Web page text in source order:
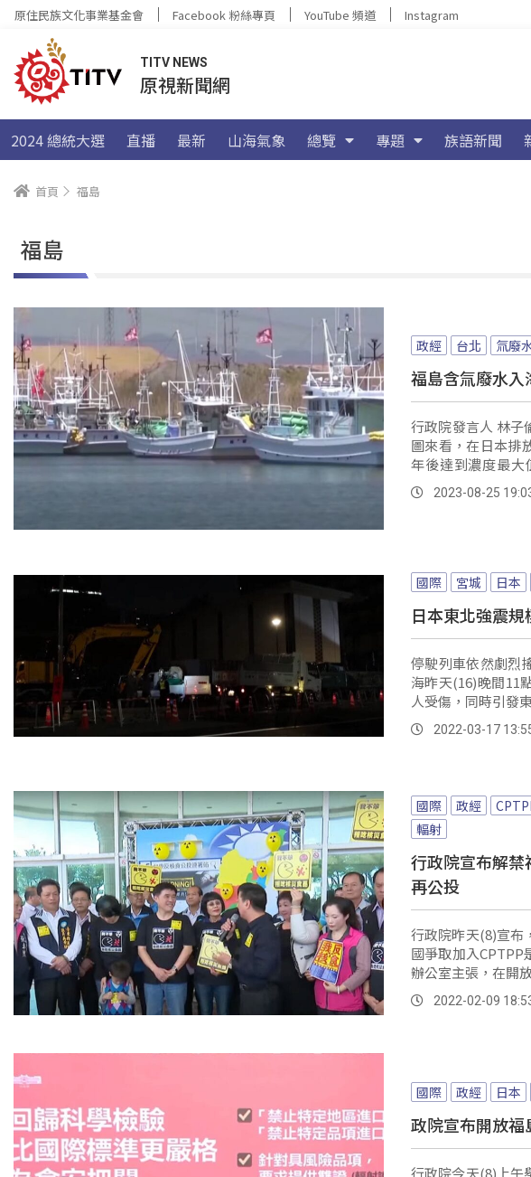
原住民族文化事業基金會 Facebook 粉絲專頁 YouTube 頻道 Instagram
TITV NEWS
原視新聞網
2024 總統大選 直播 最新 山海氣象 總覽 專題 族語新聞
首頁 福島
福島
政經 台北 氚廢
福島含氚廢水入
行政院發言人 林子
圖來看，在日本排
年後達到濃度最大
值，對台灣附近海
2023-08-25
國際 宮城 日本
日本東北強震
停駛列車依然劇烈
海昨天(16)晚間11
人受傷，同時引發
2022-03-17
國際 政經
輻射
行政院宣布解
再公投
行政院昨天(8)宣布
國爭取加入
辦公室主張，在開
2022-02-09
國際 政經 日本
政院宣布開放
行政院今天(8)上午